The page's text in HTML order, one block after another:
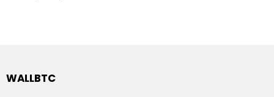
WALLBTC